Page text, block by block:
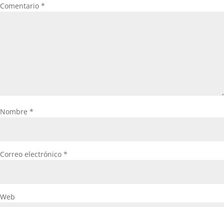
Comentario *
Nombre *
Correo electrónico *
Web